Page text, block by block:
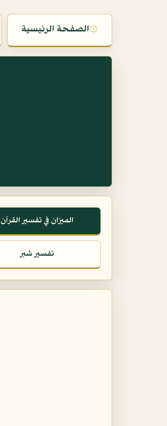
۞الصفحة الرئيسية
الميزان في تفسير القرآن
تفسير شبر